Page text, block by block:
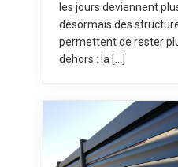
les jours deviennent
désormais des
permettent de rester
dehors : la […]